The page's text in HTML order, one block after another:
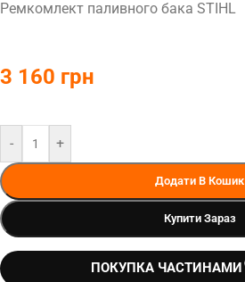
Ремкомлект паливного бака STIHL
3 160 грн
- +
Додати В Кошик
Купити Зараз
ПОКУПКА ЧАСТИНАМИ